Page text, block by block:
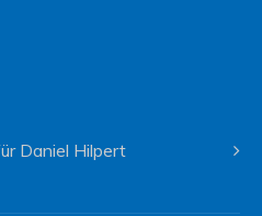
Daniel Hilpert